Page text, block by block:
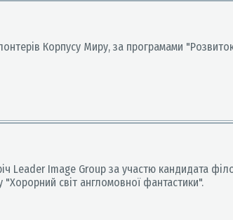
Корпусу Миру, за програмами
Leader Image Group за участю кандидата
світ англомовної фантастики".